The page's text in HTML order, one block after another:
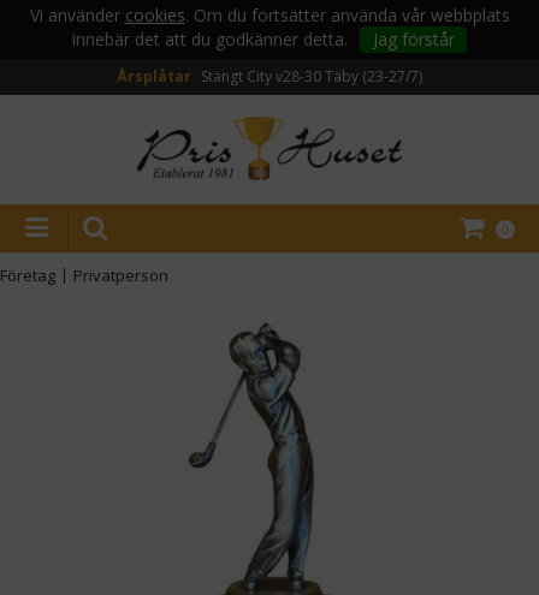
Vi använder cookies. Om du fortsätter använda vår webbplats
innebär det att du godkänner detta.
Jag förstår
Årsplåtar Stängt City v28-30Täby (23-27/7)
0
Företag | Privatperson